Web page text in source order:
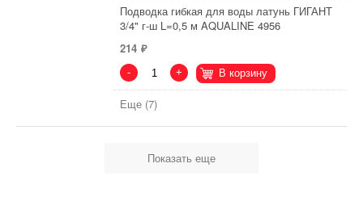
Подводка гибкая для воды латунь ГИГАНТ
3/4" г-ш L=0,5 м AQUALINE 4956
214
- + В корзину
Еще (7)
Показать еще